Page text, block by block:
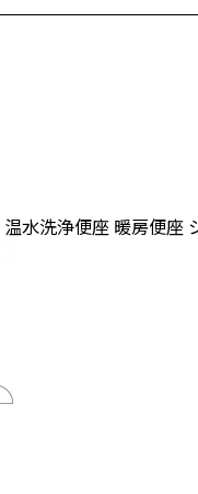
温水洗浄便座 暖房便座